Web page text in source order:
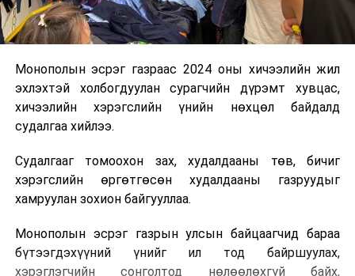
Монополын эсрэг газраас 2024 оны хичээлийн жил
эхлэхтэй холбогдуулан сурагчийн дүрэмт хувцас,
хичээлийн хэрэгслийн үнийн нөхцөл байдалд
судалгаа хийлээ.
Судалгааг томоохон зах, худалдааны төв, бичиг
хэрэгслийн өргөтгөсөн худалдааны газруудыг
хамруулан зохион байгууллаа.
Монополын эсрэг газрын улсын байцаагчид бараа
бүтээгдэхүүний үнийг ил тод байршуулах,
хэрэглэгчийн сонголтод нөлөөлөхгүй байх,